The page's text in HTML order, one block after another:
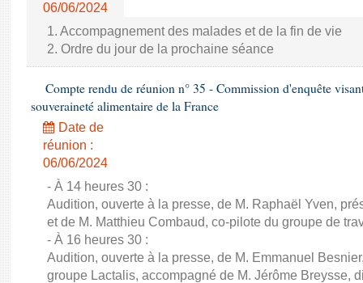
06/06/2024
1. Accompagnement des malades et de la fin de vie
2. Ordre du jour de la prochaine séance
Compte rendu de réunion n° 35 - Commission d'enquête
souveraineté alimentaire de la France
Date de
réunion :
06/06/2024
- À 14 heures 30 :
Audition, ouverte à la presse, de M. Raphaël Yven,
et de M. Matthieu Combaud, co-pilote du groupe de
- À 16 heures 30 :
Audition, ouverte à la presse, de M. Emmanuel
groupe Lactalis, accompagné de M. Jérôme Breysse,